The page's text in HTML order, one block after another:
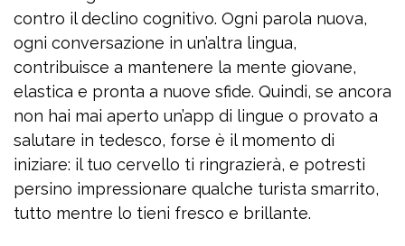
contro il declino cognitivo. Ogni parola nuova,
ogni conversazione in un’altra lingua,
contribuisce a mantenere la mente giovane,
elastica e pronta a nuove sfide. Quindi, se ancora
non hai mai aperto un’app di lingue o provato a
salutare in tedesco, forse è il momento di
iniziare: il tuo cervello ti ringrazierà, e potresti
persino impressionare qualche turista smarrito,
tutto mentre lo tieni fresco e brillante.